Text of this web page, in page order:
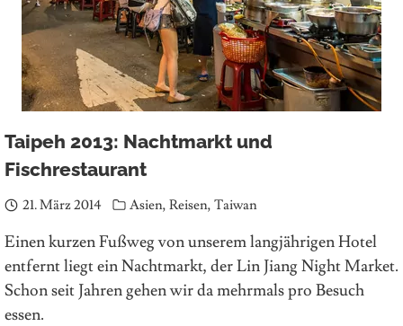
Taipeh 2013: Nachtmarkt und
Fischrestaurant
21. März 2014 Asien, Reisen, Taiwan
Einen kurzen Fußweg von unserem langjährigen Hotel
entfernt liegt ein Nachtmarkt, der Lin Jiang Night Market.
Schon seit Jahren gehen wir da mehrmals pro Besuch
essen.